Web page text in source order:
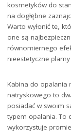
kosmetyków do
na dogłębne
Warto wyłonić te,
one są
równomiernego
nieestetyczne plamy
Kabina do opalania
natryskowego to
posiadać w swoim
typem opalania. To
wykorzystuje